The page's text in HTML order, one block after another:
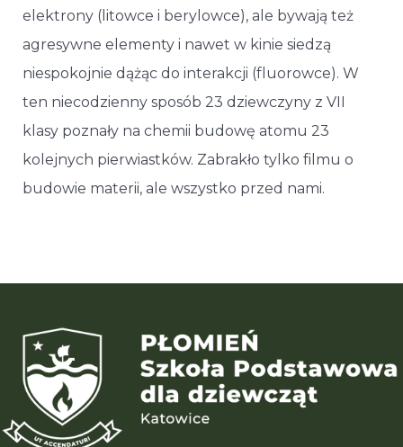
elektrony (litowce i berylowce), ale bywają też
agresywne elementy i nawet w kinie siedzą
niespokojnie dążąc do interakcji (fluorowce). W
ten niecodzienny sposób 23 dziewczyny z VII
klasy poznały na chemii budowę atomu 23
kolejnych pierwiastków. Zabrakło tylko filmu o
budowie materii, ale wszystko przed nami.